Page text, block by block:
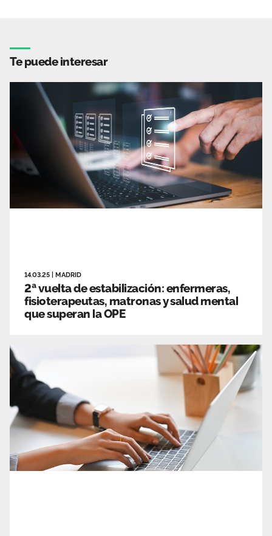
Te puede interesar
14.03.25 MADRID
2ª vuelta de estabilización: enfermeras,
fisioterapeutas, matronas y salud mental
que superan la OPE